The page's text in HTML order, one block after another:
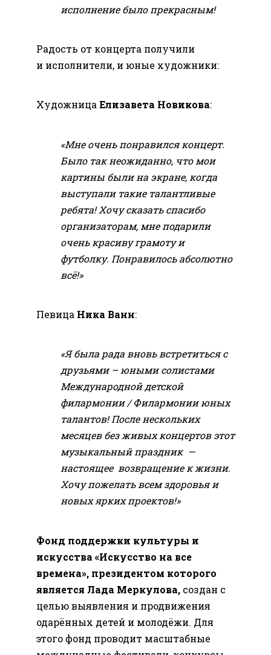
исполнение было прекрасным!
Радость от концерта получили
и исполнители, и юные художники:
ХудожницаЕлизавета Новикова:
«Мне очень понравился концерт.
Было так неожиданно, что мои
картины были на экране, когда
выступали такие талантливые
ребята! Хочу сказать спасибо
организаторам, мне подарили
очень красиву грамоту и
футболку. Понравилось абсолютно
всё!»
Певица Ника Ванн:
«Я была рада вновь встретиться с
друзьями – юными солистами
Международной детской
филармонии / Филармонии юных
талантов! После нескольких
месяцев без живых концертов этот
музыкальный праздник —
настоящее возвращение к жизни.
Хочу пожелать всем здоровья и
новых ярких проектов!»
Фонд поддержки культуры и
искусства «Искусство на все
времена», президентом которого
является Лада Меркулова, создан с
целью выявления и продвижения
одарённых детей и молодёжи. Для
этого фонд проводит масштабные